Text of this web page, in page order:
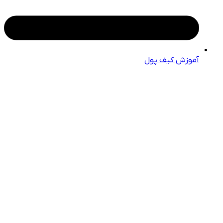
آموزش کیف پول